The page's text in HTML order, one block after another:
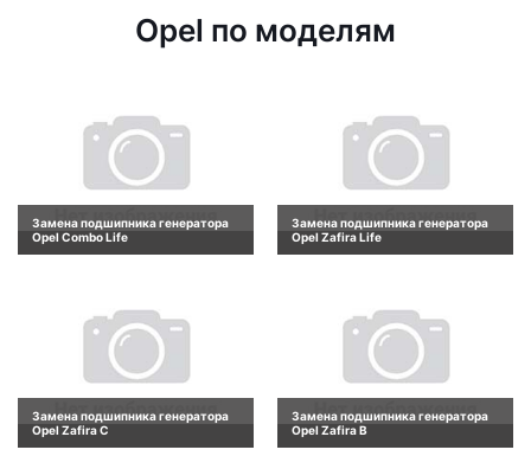
Opel по моделям
Замена подшипника генератора
Opel Combo Life
Замена подшипника генератора
Opel Zafira Life
Замена подшипника генератора
Opel Zafira C
Замена подшипника генератора
Opel Zafira B